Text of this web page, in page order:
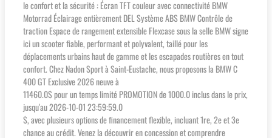
le confort et la sécurité : Écran TFT couleur avec connectivité BMW
Motorrad Éclairage entièrement DEL Système ABS BMW Contrôle de
traction Espace de rangement extensible Flexcase sous la selle BMW signe
ici un scooter fiable, performant et polyvalent, taillé pour les
déplacements urbains haut de gamme et les escapades routières en tout
confort. Chez Nadon Sport à Saint-Eustache, nous proposons la BMW C
400 GT Exclusive 2026 neuve à
11460.0$ pour un temps limité PROMOTION de 1000.0 inclus dans le prix,
jusqu'au 2026-10-01 23:59:59.0
$, avec plusieurs options de financement flexible, incluant 1re, 2e et 3e
chance au crédit. Venez la découvrir en concession et comprendre